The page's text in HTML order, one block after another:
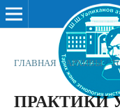
ГЛАВНАЯ / АРХИВЫ /
ПРАКТИКИ